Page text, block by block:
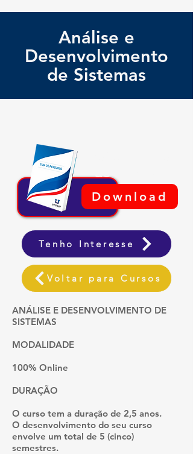
Análise e
Desenvolvimento
de Sistemas
Download
de Percuso
Tenho Interesse
Voltar para Cursos
ANÁLISE E DESENVOLVIMENTO DE
SISTEMAS
MODALIDADE
100% Online
DURAÇÃO
O curso tem a duração de 2,5 anos.
O desenvolvimento do seu curso
envolve um total de 5 (cinco)
semestres.